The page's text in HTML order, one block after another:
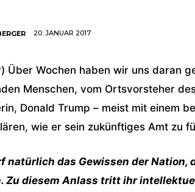
20. JANUAR 2017
Über Wochen haben wir uns daran
Menschen, vom Ortsvorsteher
Donald Trump – meist mit einem
wie er sein zukünftiges Amt zu
natürlich das Gewissen der Nation,
Zu diesem Anlass tritt ihr